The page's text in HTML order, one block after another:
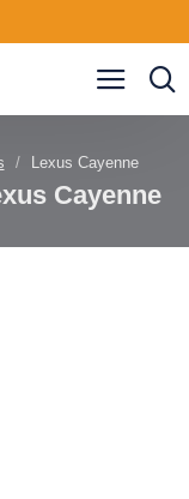
Lexus Cayenne
Cayenne